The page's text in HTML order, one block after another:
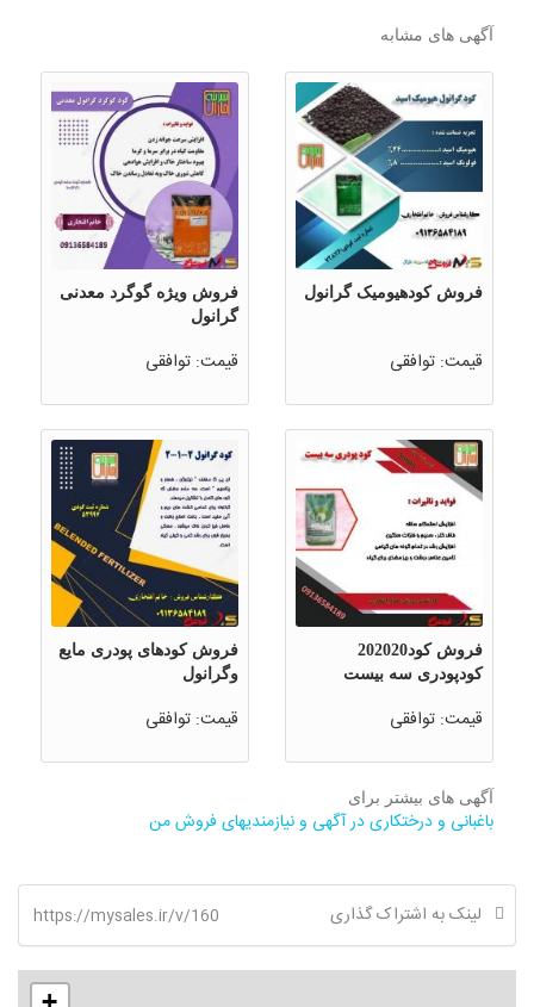
آگهی های مشابه
فروش کودهیومیک گرانول
قیمت: توافقی
فروش ویژه گوگرد معدنی
گرانول
قیمت: توافقی
فروش کود202020
کودپودری سه بیست
قیمت: توافقی
فروش کودهای پودری مایع
وگرانول
قیمت: توافقی
آگهی های بیشتر برای
باغبانی و درختکاری در آگهی و نیازمندیهای فروش من
https://mysales.ir/v/160 لینک به اشتراک گذاری